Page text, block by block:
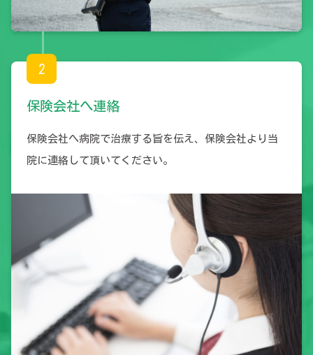
2
保険会社へ連絡
保険会社へ病院で治療する旨を伝え、保険会社より当
院に連絡して頂いてください。